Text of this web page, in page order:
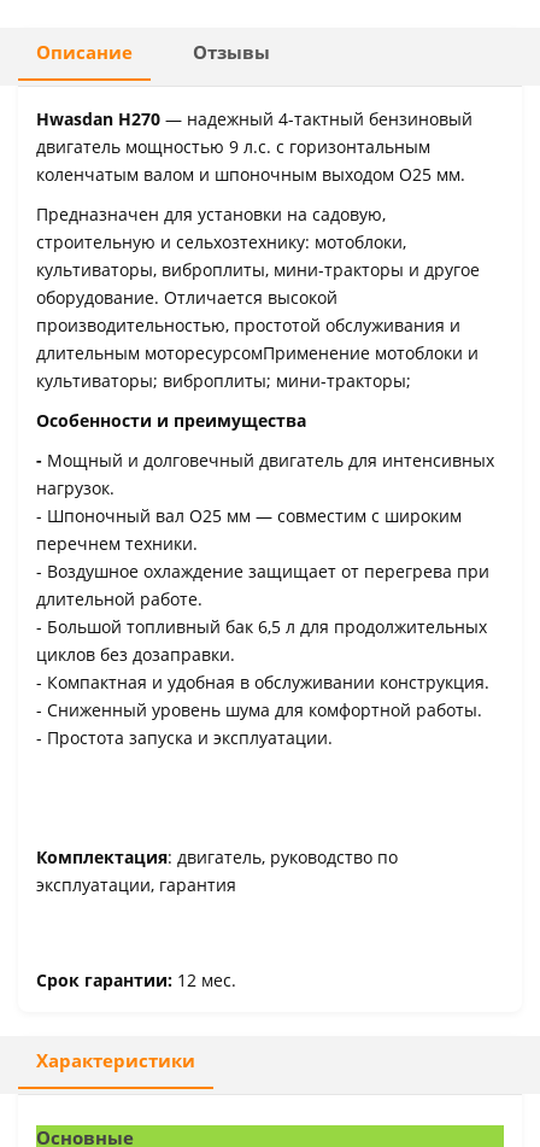
Описание Отзывы
Hwasdan H270 — надежный 4-тактный бензиновый
двигатель мощностью 9 л.с. с горизонтальным
коленчатым валом и шпоночным выходом O25 мм.
Предназначен для установки на садовую,
строительную и сельхозтехнику: мотоблоки,
культиваторы, виброплиты, мини-тракторы и другое
оборудование. Отличается высокой
производительностью, простотой обслуживания и
длительным моторесурсомПрименение мотоблоки и
культиваторы; виброплиты; мини-тракторы;
Особенности и преимущества
- Мощный и долговечный двигатель для интенсивных
нагрузок.
- Шпоночный вал O25 мм — совместим с широким
перечнем техники.
- Воздушное охлаждение защищает от перегрева при
длительной работе.
- Большой топливный бак 6,5 л для продолжительных
циклов без дозаправки.
- Компактная и удобная в обслуживании конструкция.
- Сниженный уровень шума для комфортной работы.
- Простота запуска и эксплуатации.
Комплектация: двигатель, руководство по
эксплуатации, гарантия
Срок гарантии: 12 мес.
Характеристики
Основные